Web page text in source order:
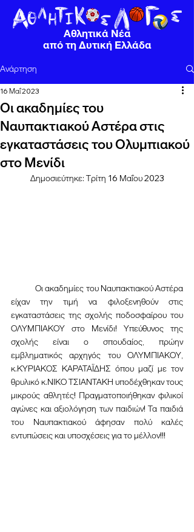
Αθλητικά Νέα
από τη Δυτική Ελλάδα
Ανάρτηση
Οι ακαδημίες του
Ναυπακτιακού Αστέρα στις
εγκαταστάσεις του Ολυμπιακού
στο Μενίδι
16 Μαΐ 2023
Δημοσιεύτηκε: Τρίτη 16 Μαΐου 2023
	Οι ακαδημίες του Ναυπακτιακού Αστέρα
είχαν την τιμή να φιλοξενηθούν στις
εγκαταστάσεις της σχολής ποδοσφαίρου του
ΟΛΥΜΠΙΑΚΟΥ στο Μενίδι! Υπεύθυνος της
σχολής είναι ο σπουδαίος, πρώην
εμβληματικός αρχηγός του ΟΛΥΜΠΙΑΚΟΥ,
κ.ΚΥΡΙΑΚΟΣ ΚΑΡΑΤΑΪΔΗΣ όπου μαζί με τον
θρυλικό κ.ΝΙΚΟ ΤΣΙΑΝΤΑΚΗ υποδέχθηκαν τους
μικρούς αθλητές! Πραγματοποιήθηκαν φιλικοί
αγώνες και αξιολόγηση των παιδιών! Τα παιδιά
του Ναυπακτιακού άφησαν πολύ καλές
εντυπώσεις και υποσχέσεις για το μέλλον!!!